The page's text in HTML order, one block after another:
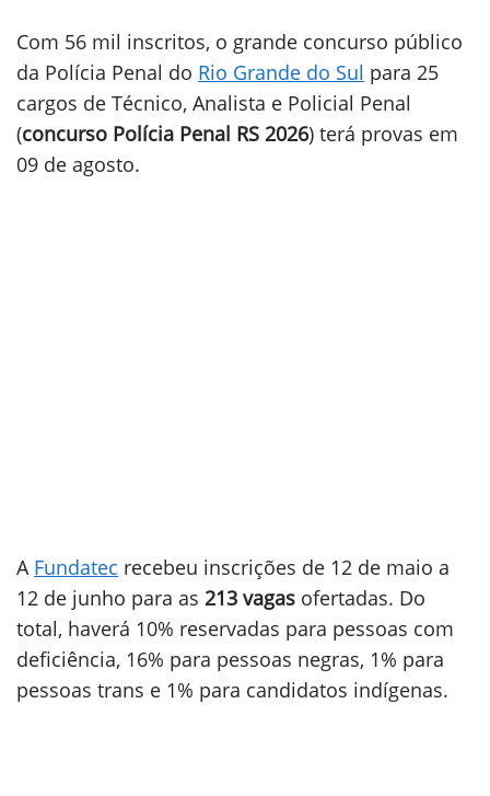
Com 56 mil inscritos, o grande concurso público
da Polícia Penal do Rio Grande do Sul para 25
cargos de Técnico, Analista e Policial Penal
(concurso Polícia Penal RS 2026) terá provas em
09 de agosto.
A Fundatec recebeu inscrições de 12 de maio a
12 de junho para as 213 vagas ofertadas. Do
total, haverá 10% reservadas para pessoas com
deficiência, 16% para pessoas negras, 1% para
pessoas trans e 1% para candidatos indígenas.